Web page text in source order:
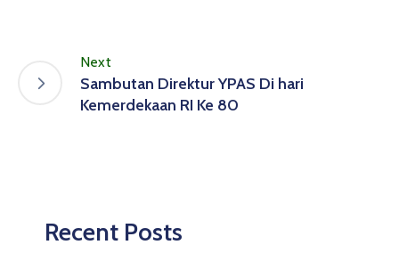
Next
Sambutan Direktur YPAS Di hari
Kemerdekaan RI Ke 80
Recent Posts